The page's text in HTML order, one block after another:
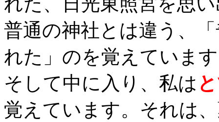
普通の神社とは違う、
れた」のを覚えていま
そして中に入り、私は
覚えています。それは